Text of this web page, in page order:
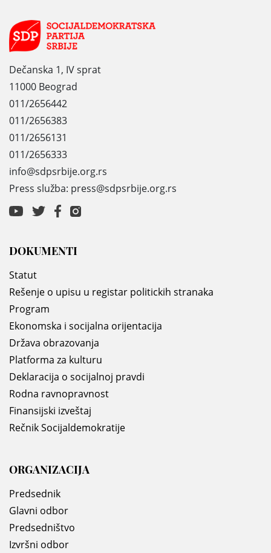
Dečanska 1, IV sprat
11000 Beograd
011/2656442
011/2656383
011/2656131
011/2656333
info@sdpsrbije.org.rs
Press služba: press@sdpsrbije.org.rs
DOKUMENTI
Statut
Rešenje o upisu u registar politickih stranaka
Program
Ekonomska i socijalna orijentacija
Država obrazovanja
Platforma za kulturu
Deklaracija o socijalnoj pravdi
Rodna ravnopravnost
Finansijski izveštaj
Rečnik Socijaldemokratije
ORGANIZACIJA
Predsednik
Glavni odbor
Predsedništvo
Izvršni odbor